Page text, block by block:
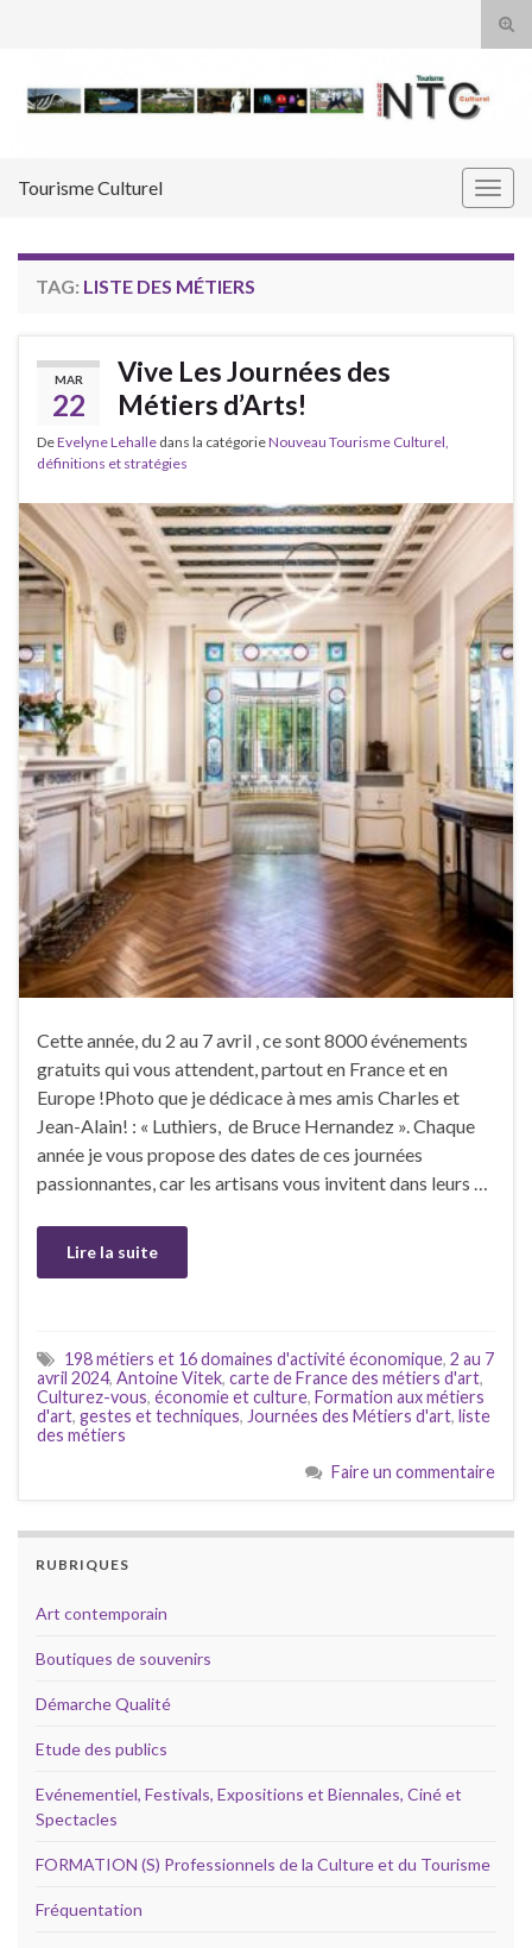
Tourisme Culturel
TAG: LISTE DES MÉTIERS
MAR
22
Vive Les Journées des
Métiers d’Arts!
DeEvelyne Lehalle dans la catégorieNouveau Tourisme Culturel,
définitions et stratégies
Cette année, du 2 au 7 avril , ce sont 8000 événements
gratuits qui vous attendent, partout en France et en
Europe !Photo que je dédicace à mes amis Charles et
Jean-Alain! : « Luthiers, de Bruce Hernandez ». Chaque
année je vous propose des dates de ces journées
passionnantes, car les artisans vous invitent dans leurs …
Lire la suite
198 métiers et 16 domaines d'activité économique, 2 au 7
avril 2024, Antoine Vitek, carte de France des métiers d'art,
Culturez-vous, économie et culture, Formation aux métiers
d'art, gestes et techniques, Journées des Métiers d'art, liste
des métiers
Faire un commentaire
RUBRIQUES
Art contemporain
Boutiques de souvenirs
Démarche Qualité
Etude des publics
Evénementiel, Festivals, Expositions et Biennales, Ciné et
Spectacles
FORMATION (S) Professionnels de la Culture et du Tourisme
Fréquentation